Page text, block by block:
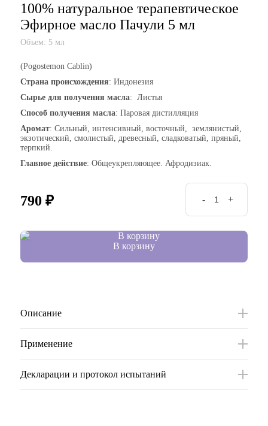
100% натуральное терапевтическое
Эфирное масло Пачули 5 мл
Объем: 5 мл
(Pogostemon Сablin)
Страна происхождения: Индонезия
Сырье для получения масла: Листья
Способ получения масла: Паровая дистилляция
Аромат: Сильный, интенсивный, восточный, землянистый,
экзотический, смолистый, древесный, сладковатый, пряный,
терпкий.
Главное действие: Общеукрепляющее. Афродизиак.
790 ₽ - +
В корзину
Описание
Применение
Декларации и протокол испытаний